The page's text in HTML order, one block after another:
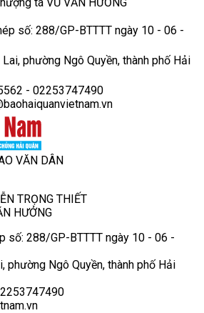
số: 288/GP-BTTTT ngày 10 - 06 -
phường Ngô Quyền, thành phố Hải
- 02253747490
VĂN DÂN
TRỌNG THIẾT
HƯỞNG
số: 288/GP-BTTTT ngày 10 - 06 -
phường Ngô Quyền, thành phố Hải